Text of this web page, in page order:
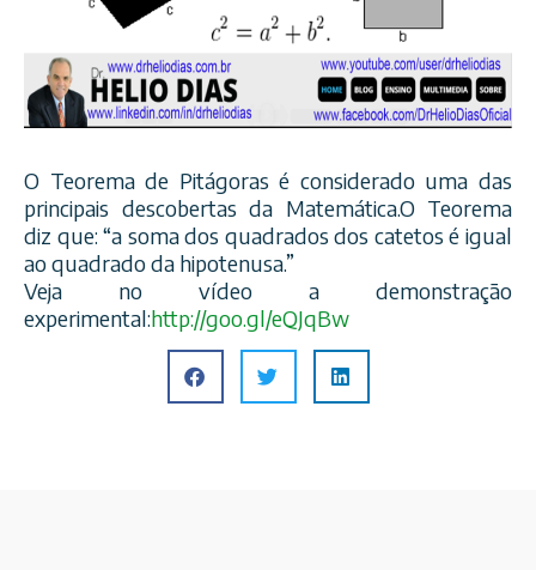
O Teorema de Pitágoras é considerado uma das
principais descobertas da Matemática.O Teorema
diz que: “a soma dos quadrados dos catetos é igual
ao quadrado da hipotenusa.”
Veja no vídeo a demonstração
experimental:http://goo.gl/eQJqBw